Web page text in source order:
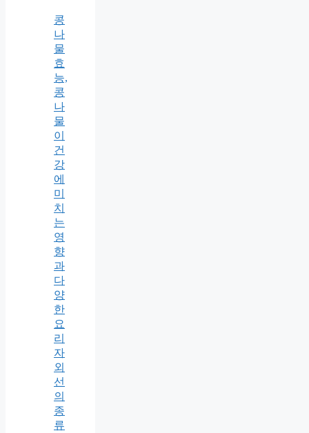
콩
나
물
효
능,
콩
나
물
이
건
강
에
미
치
는
영
향
과
다
양
한
요
리
자
외
선
의
종
류